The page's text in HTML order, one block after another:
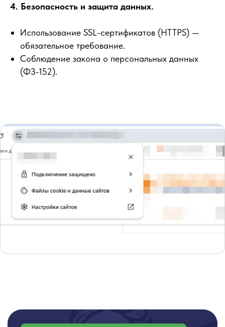
4. Безопасность и защита данных.
Использование SSL-сертификатов (HTTPS) —
обязательное требование.
Соблюдение закона о персональных данных
(ФЗ-152).